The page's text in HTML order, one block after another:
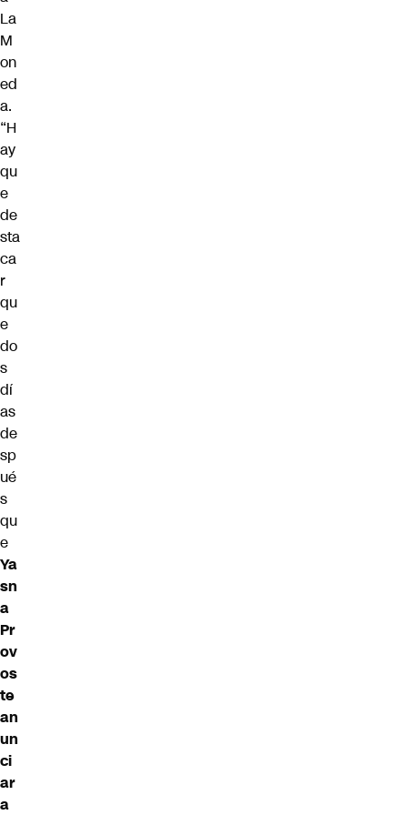
La
M
on
ed
a.
“H
ay
qu
e
de
sta
ca
r
qu
e
do
s
dí
as
de
sp
ué
s
qu
e
Ya
sn
a
Pr
ov
os
te
an
un
ci
ar
a